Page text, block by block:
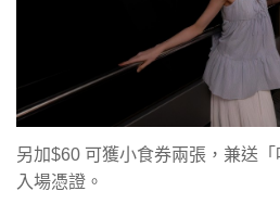
另加$60 可獲小食券兩張，兼送「
入場憑證。